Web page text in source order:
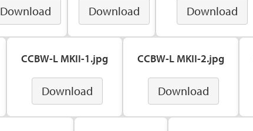
Download Download Download
CCBW-L MKII-1.jpg
Download
CCBW-L MKII-2.jpg
Download